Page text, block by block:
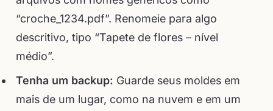
“croche_1234.pdf”. Renomeie para algo
descritivo, tipo “Tapete de flores – nível
médio”.
Tenha um backup: Guarde seus moldes em
mais de um lugar, como na nuvem e em um